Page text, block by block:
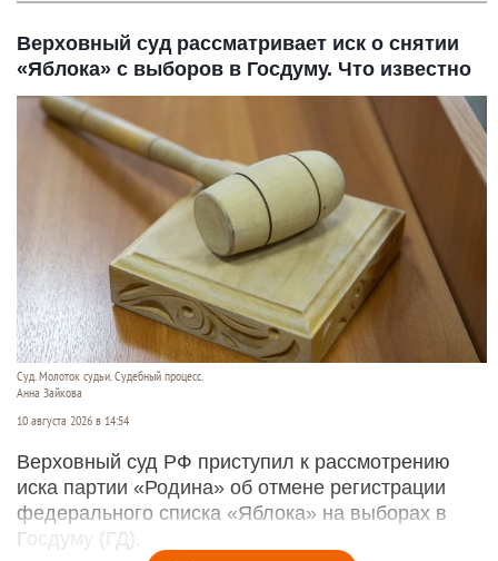
Верховный суд рассматривает иск о снятии
«Яблока» с выборов в Госдуму. Что известно
Суд. Молоток судьи. Судебный процесс.
Анна Зайкова
10 августа 2026 в 14:54
Верховный суд РФ приступил к рассмотрению
иска партии «Родина» об отмене регистрации
федерального списка «Яблока» на выборах в
Госдуму (ГД).